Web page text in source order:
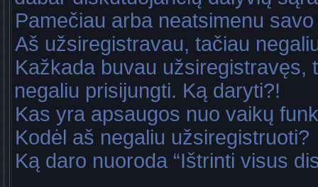
Pamečiau arba neatsimenu
Aš užsiregistravau, tačiau
Kažkada buvau užsiregistravęs,
negaliu prisijungti. Ką daryti?!
Kas yra apsaugos nuo vaikų
Kodėl aš negaliu užsiregistruoti?
Ką daro nuoroda “Ištrinti visus